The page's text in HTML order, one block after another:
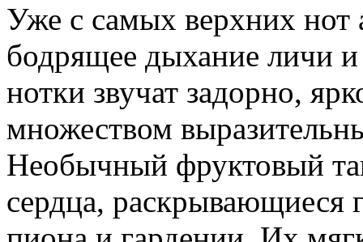
Уже с самых верхних нот
бодрящее дыхание личи
нотки звучат задорно,
множеством
Необычный фруктовый
сердца, раскрывающиеся